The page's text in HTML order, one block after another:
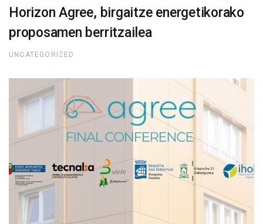
Horizon Agree, birgaitze energetikorako
proposamen berritzailea
UNCATEGORIZED